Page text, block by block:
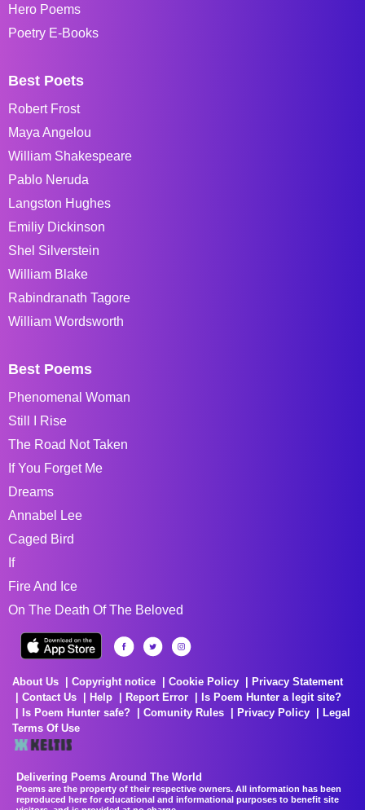
Hero Poems
Poetry E-Books
Best Poets
Robert Frost
Maya Angelou
William Shakespeare
Pablo Neruda
Langston Hughes
Emiliy Dickinson
Shel Silverstein
William Blake
Rabindranath Tagore
William Wordsworth
Best Poems
Phenomenal Woman
Still I Rise
The Road Not Taken
If You Forget Me
Dreams
Annabel Lee
Caged Bird
If
Fire And Ice
On The Death Of The Beloved
About Us Copyright notice Cookie Policy
Privacy Statement
Contact Us
Help Report Error
Is Poem Hunter a legit site?
Is Poem Hunter safe?
Comunity Rules Privacy Policy
Legal
Terms Of Use
Delivering Poems Around The World
Poems are the property of their respective owners. All information has been
reproduced here for educational and informational purposes to benefit site